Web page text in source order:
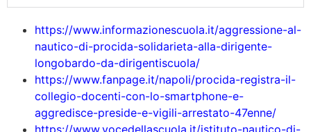
https://www.informazionescuola.it/aggressione-al-
nautico-di-procida-solidarieta-alla-dirigente-
longobardo-da-dirigentiscuola/
https://www.fanpage.it/napoli/procida-registra-il-
collegio-docenti-con-lo-smartphone-e-
aggredisce-preside-e-vigili-arrestato-47enne/